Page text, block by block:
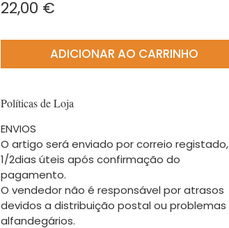
22,00 €
ADICIONAR AO CARRINHO
Políticas de Loja
ENVIOS
O artigo será enviado por correio registado,
1/2dias úteis após confirmação do
pagamento.
O vendedor não é responsável por atrasos
devidos a distribuição postal ou problemas
alfandegários.